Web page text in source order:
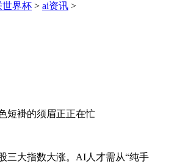
世界杯 > ai资讯 >
短褂的须眉正正在忙
大指数大涨。AI人才需从“纯手